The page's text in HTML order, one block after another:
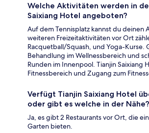
Welche Aktivitäten werden in
Saixiang Hotel angeboten?
Auf dem Tennisplatz kannst du deinen
weiteren Freizeitaktivitäten vor Ort
Racquetball/Squash, und Yoga-Kurse.
Behandlung im Wellnessbereich und
Runden im Innenpool. Tianjin Saixiang
Fitnessbereich und Zugang zum
Verfügt Tianjin Saixiang Hotel
oder gibt es welche in der Nähe?
Ja, es gibt 2 Restaurants vor Ort, die
Garten bieten.